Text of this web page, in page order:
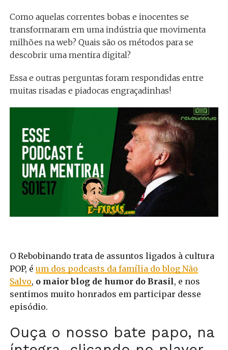
Como aquelas correntes bobas e inocentes se
transformaram em uma indústria que movimenta
milhões na web? Quais são os métodos para se
descobrir uma mentira digital?
Essa e outras perguntas foram respondidas entre
muitas risadas e piadocas engraçadinhas!
O Rebobinando trata de assuntos ligados à cultura
POP, é um dos podcasts da família do blog Não
Salvo, o maior blog de humor do Brasil, e nos
sentimos muito honrados em participar desse
episódio.
Ouça o nosso bate papo, na